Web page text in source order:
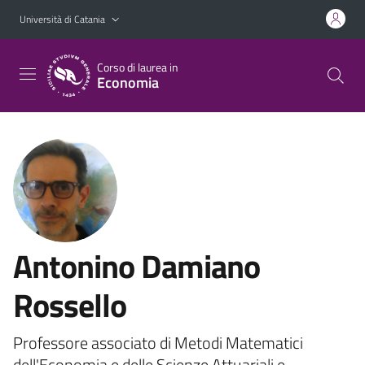
Vai al contenuto principale
Vai al menu di navigazione
Università di Catania
Corso di laurea in
Economia
Antonino Damiano
Rossello
Professore associato di Metodi Matematici